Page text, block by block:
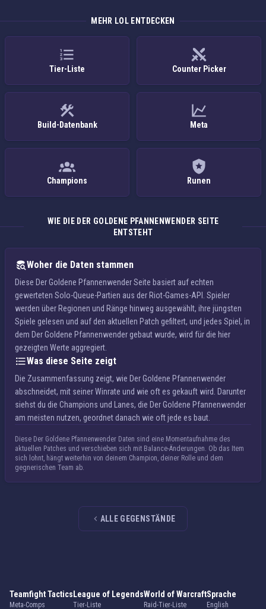
MEHR LOL ENTDECKEN
Tier-Liste Counter Picker
Build-Datenbank Meta
Champions Runen
WIE DIE DER GOLDENE PFANNENWENDER SEITE
ENTSTEHT
Woher die Daten stammen
Diese Der Goldene Pfannenwender Seite basiert auf echten
gewerteten Solo-Queue-Partien aus der Riot-Games-API. Spieler
werden über Regionen und Ränge hinweg ausgewählt, ihre jüngsten
Spiele gelesen und auf den aktuellen Patch gefiltert, und jedes Spiel, in
dem Der Goldene Pfannenwender gebaut wurde, wird für die hier
gezeigten Werte aggregiert.
Was diese Seite zeigt
Die Zusammenfassung zeigt, wie Der Goldene Pfannenwender
abschneidet, mit seiner Winrate und wie oft es gekauft wird. Darunter
siehst du die Champions und Lanes, die Der Goldene Pfannenwender
am meisten nutzen, geordnet danach wie oft jede es baut.
Diese Der Goldene Pfannenwender Daten sind eine Momentaufnahme des
aktuellen Patches und verschieben sich mit Balance-Änderungen. Ob das Item
sich lohnt, hängt weiterhin von deinem Champion, deiner Rolle und dem
gegnerischen Team ab.
ALLE GEGENSTÄNDE
Teamfight Tactics
Meta-Comps
League of Legends
Tier-Liste
World of Warcraft
Raid-Tier-Liste
Sprache
English